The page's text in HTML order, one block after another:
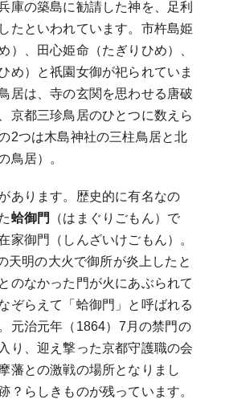
庫の築島に勧請した神を、足利
たといわれています。市杵島姫
）、田心姫命（たぎりひめ）、
め）と祇園女御が祀られていま
居は、寺の玄関を思わせる唐破
京都三珍鳥居のひとつに数えら
2つは木島神社の三柱鳥居と北
鳥居）。
あります。歴史的に有名なの
蛤御門
（はまぐりごもん）で
家御門（しんざいけごもん）。
天明の大火で御所が炎上したと
のなかった門が火にあぶられて
ぞらえて「蛤御門」と呼ばれる
元治元年（1864）7月の禁門の
り、迎え撃った京都守護職の会
藩との激戦の場所となりまし
？らしきものが残っています。